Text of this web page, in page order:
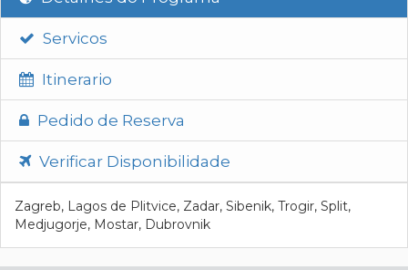
Servicos
Itinerario
Pedido de Reserva
Verificar Disponibilidade
Zagreb, Lagos de Plitvice, Zadar, Sibenik, Trogir, Split,
Medjugorje, Mostar, Dubrovnik